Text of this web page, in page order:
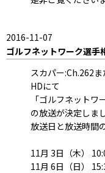
2016-11-07
ゴルフネットワーク選手
スカパー:Ch.262
HDにて
「ゴルフネット
の放送が決定しま
放送日と放送時間
11月 3日（木）
11月 6日（日）